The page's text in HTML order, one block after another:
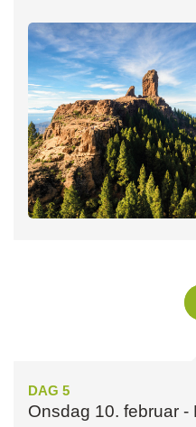
DAG 5
Onsdag 10. februar -